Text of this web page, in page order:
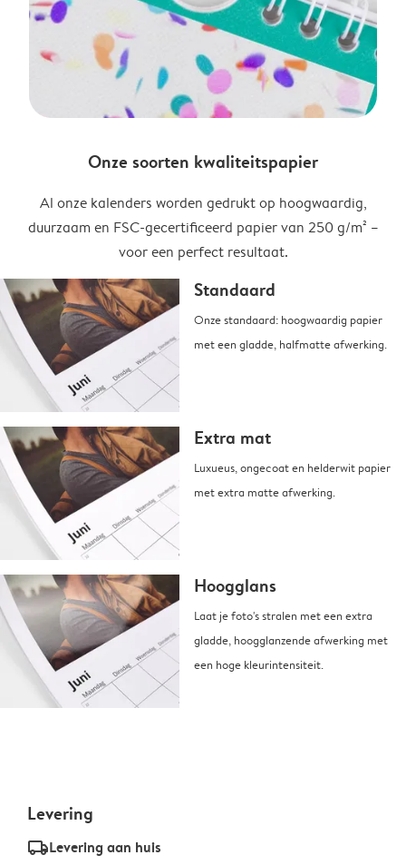
Onze soorten kwaliteitspapier
Al onze kalenders worden gedrukt op hoogwaardig,
duurzaam en FSC-gecertificeerd papier van 250 g/m² –
voor een perfect resultaat.
Standaard
Onze standaard: hoogwaardig papier
met een gladde, halfmatte afwerking.
Extra mat
Luxueus, ongecoat en helderwit papier
met extra matte afwerking.
Hoogglans
Laat je foto's stralen met een extra
gladde, hoogglanzende afwerking met
een hoge kleurintensiteit.
Levering
delivery_standard_v2Levering aan huis